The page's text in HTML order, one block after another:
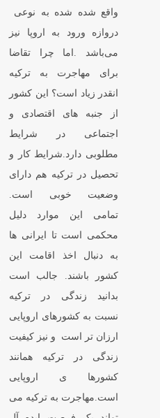
واقع شده شده به نوعی
دروازه ورود به اروپا نیز
می‌باشد .اما چرا تقاضا
برای مهاجرت به ترکیه
انقدر زیاد است؟ این کشور
از جنبه های اقتصادی و
اجتماعی در شرایط
مطلوبی دارد.شرایط کار و
تحصیل در ترکیه هم دارای
وضعیت خوبی است.
تمامی این موارد دلیل
محکمی است تا ایرانی ها
به دنبال اخذ اقامت این
کشور باشند. جالب است
بدانید زندگی در ترکیه
نسبت به کشورهای اروپایی
ارزان تر است و نیز کیفیت
زندگی در ترکیه همانند
کشورها ی اروپایی
است.مهاجرت به ترکیه می